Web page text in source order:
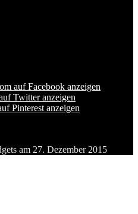
auf Facebook anzeigen
Twitter anzeigen
Pinterest anzeigen
am 27. Dezember 2015